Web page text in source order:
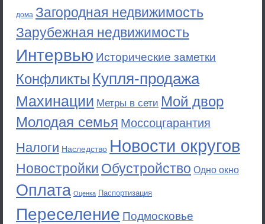
дома Загородная недвижимость
Зарубежная недвижимость
Интервью Исторические заметки
Конфликты Купля-продажа
Махинации Метры в сети Мой двор
Молодая семья Моссоцгарантия
Налоги Наследство Новости округов
Новостройки Обустройство Одно окно
Оплата Оценка Паспортизация
Переселение Подмосковье